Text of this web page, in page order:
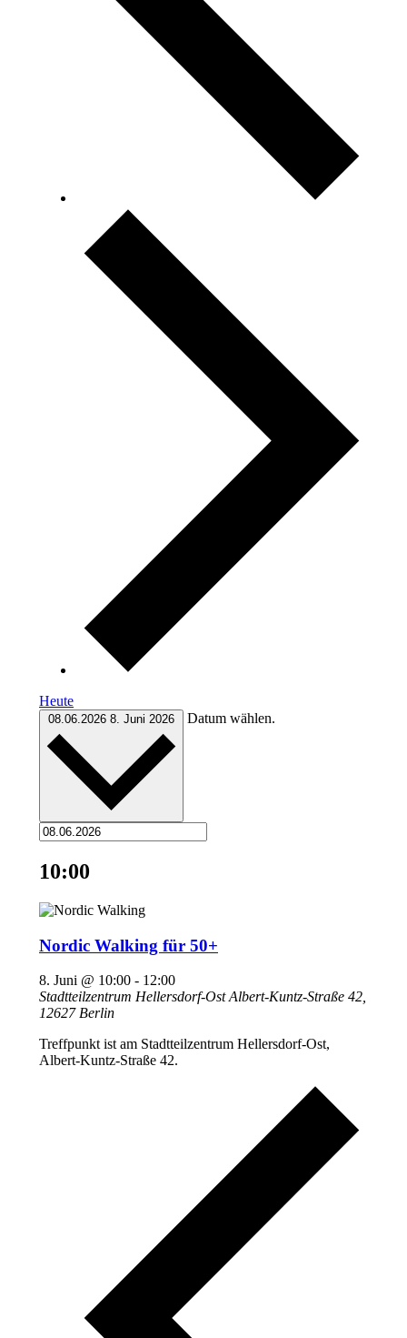
Heute
08.06.2026 8. Juni 2026 Datum wählen.
10:00
Nordic Walking für 50+
8. Juni @ 10:00 - 12:00
Stadtteilzentrum Hellersdorf-OstAlbert-Kuntz-Straße 42,
12627 Berlin
Treffpunkt ist am Stadtteilzentrum Hellersdorf-Ost,
Albert-Kuntz-Straße 42.